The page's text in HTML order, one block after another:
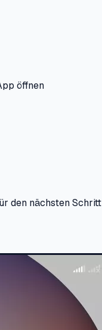
öffnen
den nächsten Schritt